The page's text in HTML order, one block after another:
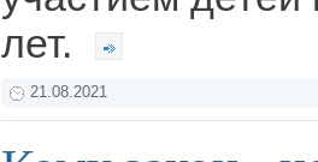
лет.
21.08.2021